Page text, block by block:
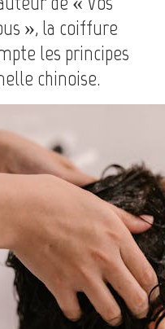
», la coiffure
les principes
chinoise.